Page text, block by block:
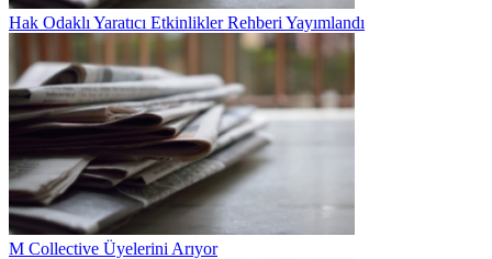
Hak Odaklı Yaratıcı Etkinlikler Rehberi Yayımlandı
M Collective Üyelerini Arıyor